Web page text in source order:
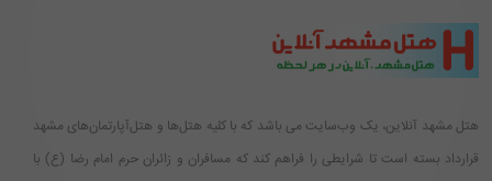
هتل مشهد آنلاین، یک وب‌سایت می باشد که با کلیه هتل‌ها و هتل‌آپارتمان‌های مشهد
قرارداد بسته است تا شرایطی را فراهم کند که مسافران و زائران حرم امام رضا (ع) با